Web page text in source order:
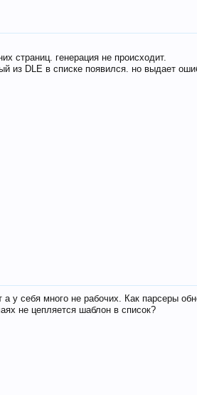
страниц. генерация не происходит.
из DLE в списке появился. но выдает
у себя много не рабочих. Как парсеры
не цепляется шаблон в список?